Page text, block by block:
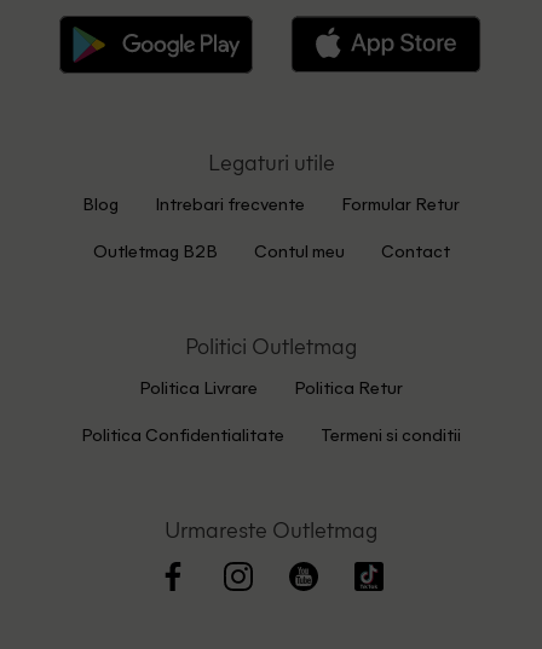
Legaturi utile
Blog Intrebari frecvente Formular Retur
Outletmag B2B Contul meu Contact
Politici Outletmag
Politica Livrare Politica Retur
Politica Confidentialitate Termeni si conditii
Urmareste Outletmag